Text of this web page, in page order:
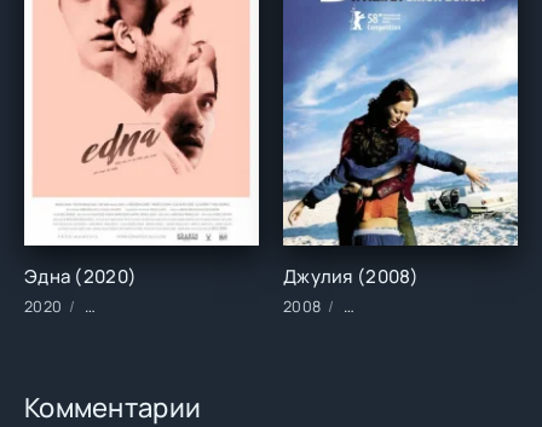
Эдна (2020)
2020 Фильмы/2020 год/Зарубежные/Комедии/Триллеры
Джулия (2008)
2008 Фильмы/Зарубежные/
Комментарии